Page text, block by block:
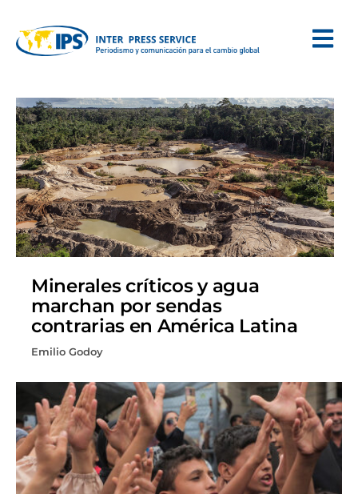
Minerales críticos y agua
marchan por sendas
contrarias en América Latina
Emilio Godoy